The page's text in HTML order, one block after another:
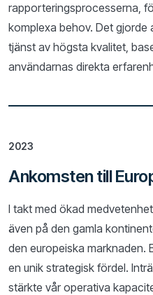
rapporteringsprocesserna,
komplexa behov. Det gjorde
tjänst av högsta kvalitet,
användarnas direkta
2023
Ankomsten till
I takt med ökad
även på den gamla
den europeiska marknaden.
en unik strategisk fördel.
stärkte vår operativa